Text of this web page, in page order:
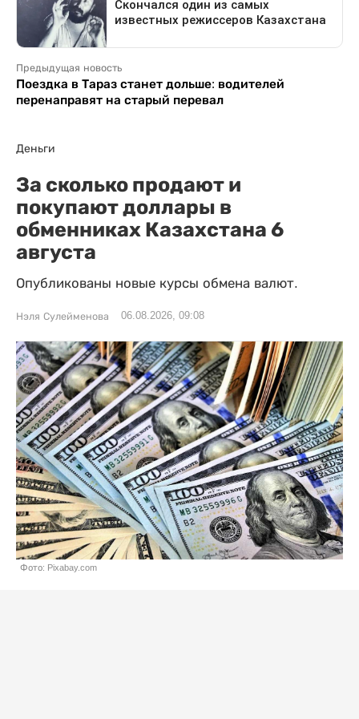
Предыдущая новость
Поездка в Тараз станет дольше: водителей
перенаправят на старый перевал
Деньги
За сколько продают и
покупают доллары в
обменниках Казахстана 6
августа
Опубликованы новые курсы обмена валют.
Нэля Сулейменова 06.08.2026, 09:08
Фото: Pixabay.com